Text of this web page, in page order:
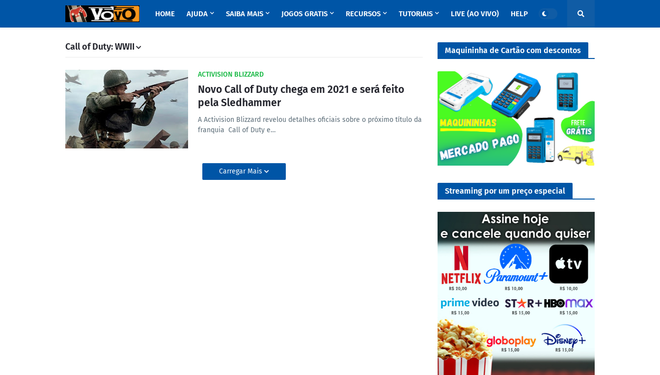
HOME AJUDA SAIBA MAIS JOGOS GRATIS RECURSOS TUTORIAIS LIVE (AO VIVO) HELP
Call of Duty: WWII
ACTIVISION BLIZZARD
Novo Call of Duty chega em 2021 e será feito
pela Sledhammer
A Activision Blizzard revelou detalhes oficiais sobre o próximo título da
franquia Call of Duty e…
Carregar Mais
Maquininha de Cartão com descontos
Streaming por um preço especial